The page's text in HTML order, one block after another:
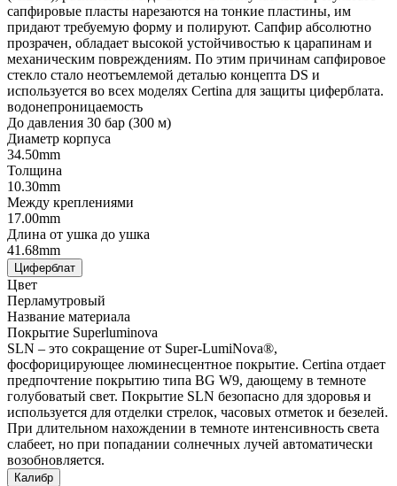
сапфировые пласты нарезаются на тонкие пластины, им
придают требуемую форму и полируют. Сапфир абсолютно
прозрачен, обладает высокой устойчивостью к царапинам и
механическим повреждениям. По этим причинам сапфировое
стекло стало неотъемлемой деталью концепта DS и
используется во всех моделях Certina для защиты циферблата.
водонепроницаемость
До давления 30 бар (300 м)
Диаметр корпуса
34.50mm
Толщина
10.30mm
Между креплениями
17.00mm
Длина от ушка до ушка
41.68mm
Циферблат
Цвет
Перламутровый
Название материала
Покрытие Superluminova
SLN – это сокращение от Super-LumiNova®,
фосфорицирующее люминесцентное покрытие. Certina отдает
предпочтение покрытию типа BG W9, дающему в темноте
голубоватый свет. Покрытие SLN безопасно для здоровья и
используется для отделки стрелок, часовых отметок и безелей.
При длительном нахождении в темноте интенсивность света
слабеет, но при попадании солнечных лучей автоматически
возобновляется.
Калибр